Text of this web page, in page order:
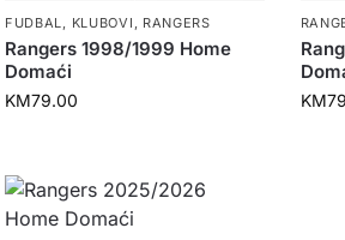
FUDBAL, KLUBOVI , RANGERS
Rangers 1998/1999 Home
Domaći
KM79.00 KM